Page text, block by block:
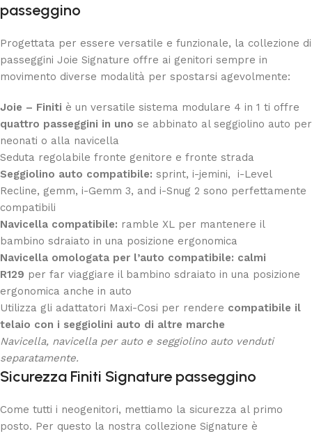
passeggino
Progettata per essere versatile e funzionale, la collezione di
passeggini Joie Signature offre ai genitori sempre in
movimento diverse modalità per spostarsi agevolmente:
Joie – Finiti è un versatile sistema modulare 4 in 1 ti offre
quattro passeggini in uno se abbinato al seggiolino auto per
neonati o alla navicella
Seduta regolabile fronte genitore e fronte strada
Seggiolino auto compatibile: sprint, i-jemini, i-Level
Recline, gemm, i-Gemm 3, and i-Snug 2 sono perfettamente
compatibili
Navicella compatibile: ramble XL per mantenere il
bambino sdraiato in una posizione ergonomica
Navicella omologata per l’auto compatibile: calmi
R129 per far viaggiare il bambino sdraiato in una posizione
ergonomica anche in auto
Utilizza gli adattatori Maxi-Cosi per rendere compatibile il
telaio con i seggiolini auto di altre marche
Navicella, navicella per auto e seggiolino auto venduti
separatamente.
Sicurezza Finiti Signature passeggino
Come tutti i neogenitori, mettiamo la sicurezza al primo
posto. Per questo la nostra collezione Signature è